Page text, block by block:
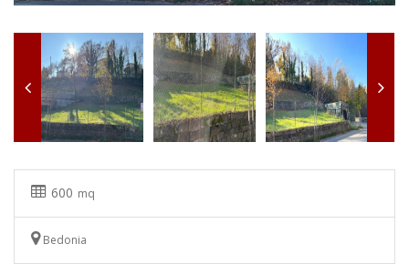
600 mq
Bedonia